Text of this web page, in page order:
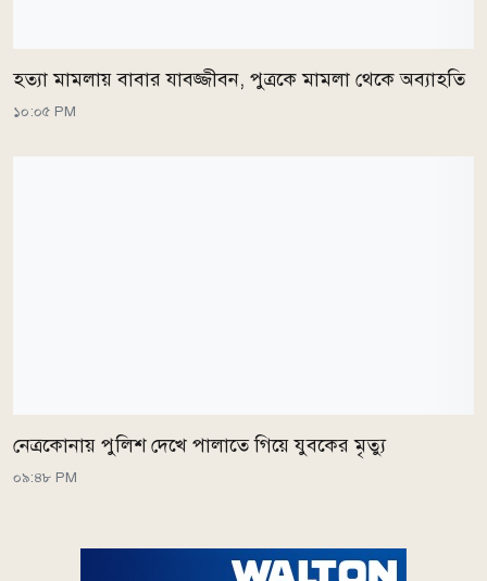
হত্যা মামলায় বাবার যাবজ্জীবন, পুত্রকে মামলা থেকে অব্যাহতি
১০:০৫ PM
নেত্রকোনায় পুলিশ দেখে পালাতে গিয়ে যুবকের মৃত্যু
০৯:৪৮ PM